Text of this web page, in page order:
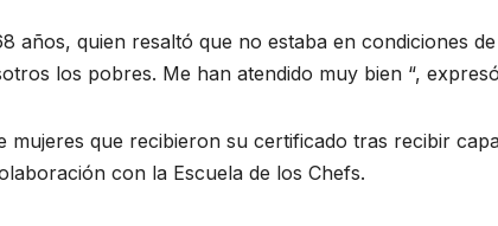
años, quien resaltó que no estaba en condiciones
los pobres. Me han atendido muy bien “,
que recibieron su certificado tras recibir
con la Escuela de los Chefs.